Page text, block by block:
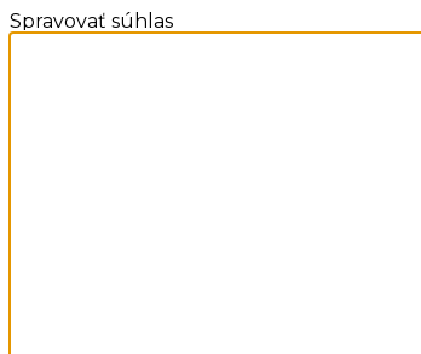
Spravovať súhlas